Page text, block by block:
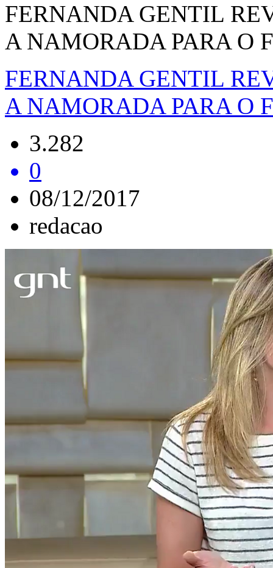
FERNANDA GENTIL
A NAMORADA PARA O
FERNANDA GENTIL
A NAMORADA PARA O
3.282
0
08/12/2017
redacao